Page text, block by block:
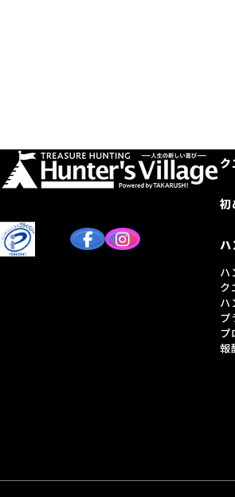
ク
初
ハ
ハ
ク
ハ
プ
プ
報